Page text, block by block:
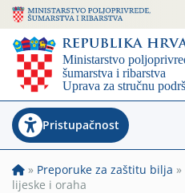
Pristupačnost
» Preporuke za zaštitu bilja »
lijeske i oraha